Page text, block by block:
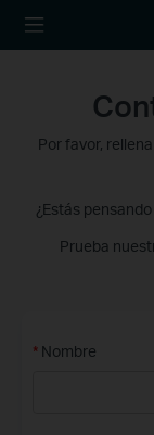
Por favor,
¿Estás
Prueba
* Nombre